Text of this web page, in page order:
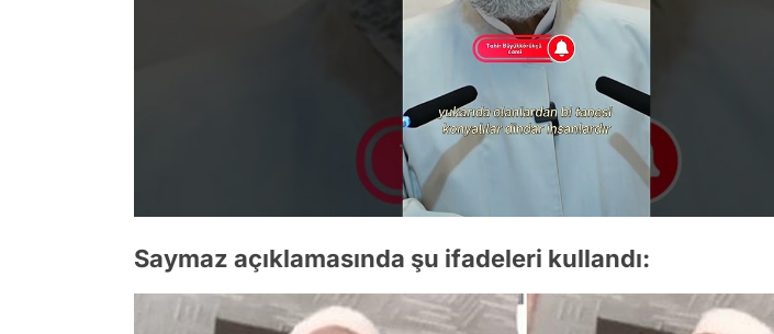
Saymaz açıklamasında şu ifadeleri kullandı: